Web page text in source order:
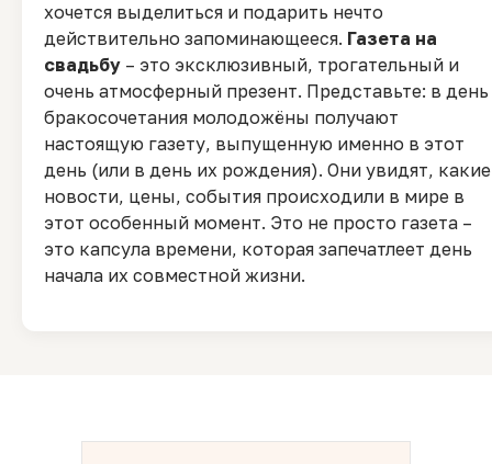
хочется выделиться и подарить нечто
действительно запоминающееся. Газета на
свадьбу – это эксклюзивный, трогательный и
очень атмосферный презент. Представьте: в день
бракосочетания молодожёны получают
настоящую газету, выпущенную именно в этот
день (или в день их рождения). Они увидят, какие
новости, цены, события происходили в мире в
этот особенный момент. Это не просто газета –
это капсула времени, которая запечатлеет день
начала их совместной жизни.